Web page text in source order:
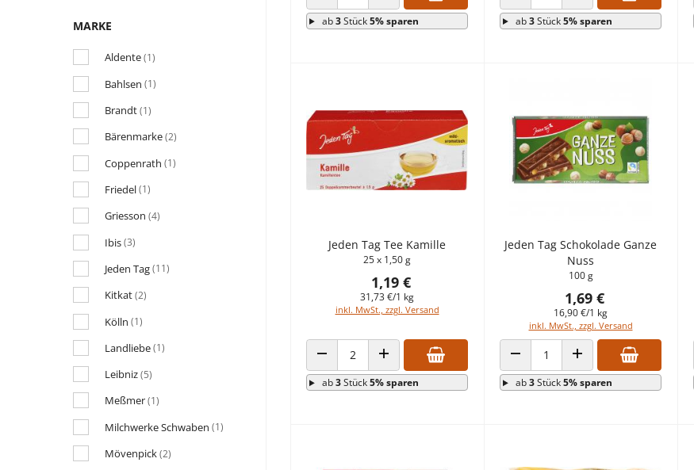
MARKE
Aldente(1)
Bahlsen (1)
Brandt(1)
Bärenmarke(2)
Coppenrath (1)
Friedel(1)
Griesson (4)
Ibis(3)
Jeden Tag(11)
Kitkat(2)
Kölln (1)
Landliebe(1)
Leibniz(5)
Meßmer(1)
Milchwerke Schwaben (1)
Mövenpick(2)
ANZAHL VERRINGERNANZAHL ERHÖHEN
ab3Stück5% sparen
ANZAHL VERRINGERNANZAHL ERHÖHEN
ab3Stück5% sparen
Jeden Tag Tee Kamille
25 x 1,50 g
1,19 €
31,73 €/1 kg
inkl. MwSt., zzgl. Versand
ANZAHL VERRINGERNANZAHL ERHÖHEN
ab3Stück5% sparen
Jeden Tag Schokolade Ganze
Nuss
100 g
1,69 €
16,90 €/1 kg
inkl. MwSt., zzgl. Versand
ANZAHL VERRINGERNANZAHL ERHÖHEN
ab3Stück5% sparen